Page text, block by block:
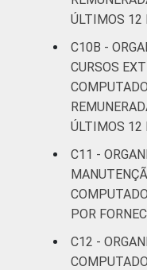
ÚLTIMOS 12
C10B -
CURSOS
ÚLTIMOS 12
C11 -
POR
C12 -